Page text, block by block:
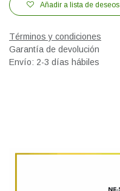
Añadir a lista de deseos
Términos y condiciones
Garantía de devolución
Envío: 2-3 días hábiles